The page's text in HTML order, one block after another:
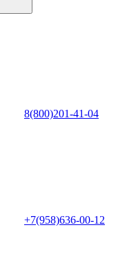
8(800)201-41-04
+7(958)636-00-12